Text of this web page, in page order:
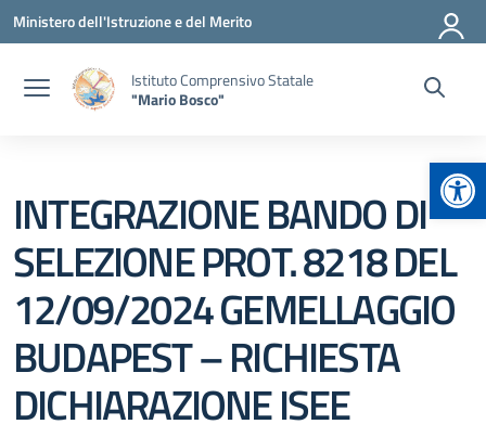
Vai ai contenuti
Vai al menu di navigazione
Vai al footer
Ministero dell'Istruzione e del Merito
Istituto Comprensivo Statale
"Mario Bosco"
INTEGRAZIONE BANDO DI
SELEZIONE PROT. 8218 DEL
12/09/2024 GEMELLAGGIO
BUDAPEST – RICHIESTA
DICHIARAZIONE ISEE